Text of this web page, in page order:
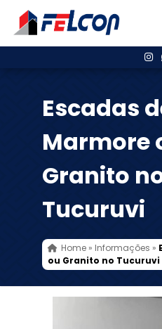
Escadas
Marmore
Granito
Tucuruvi
Home» Informações »
ou Granito no Tucuruvi